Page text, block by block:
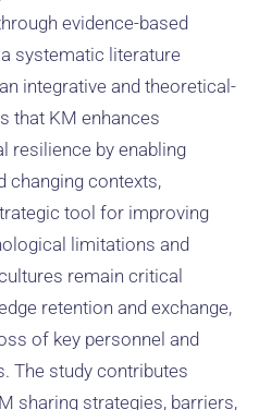
evidence-based
systematic literature
integrative and theoretical-
that KM enhances
resilience by enabling
changing contexts,
tool for improving
limitations and
remain critical
retention and exchange,
of key personnel and
The study contributes
sharing strategies, barriers,